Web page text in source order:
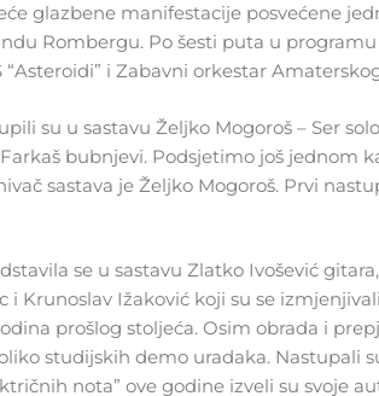
glazbene manifestacije posvećene
Rombergu. Po šesti puta u
“Asteroidi” i Zabavni orkestar
su u sastavu Željko Mogoroš – Ser
bubnjevi. Podsjetimo još jednom
sastava je Željko Mogoroš. Prvi
se u sastavu Zlatko Ivošević
i Krunoslav Ižaković koji su se
prošlog stoljeća. Osim obrada i
studijskih demo uradaka.
nota” ove godine izveli su svoje